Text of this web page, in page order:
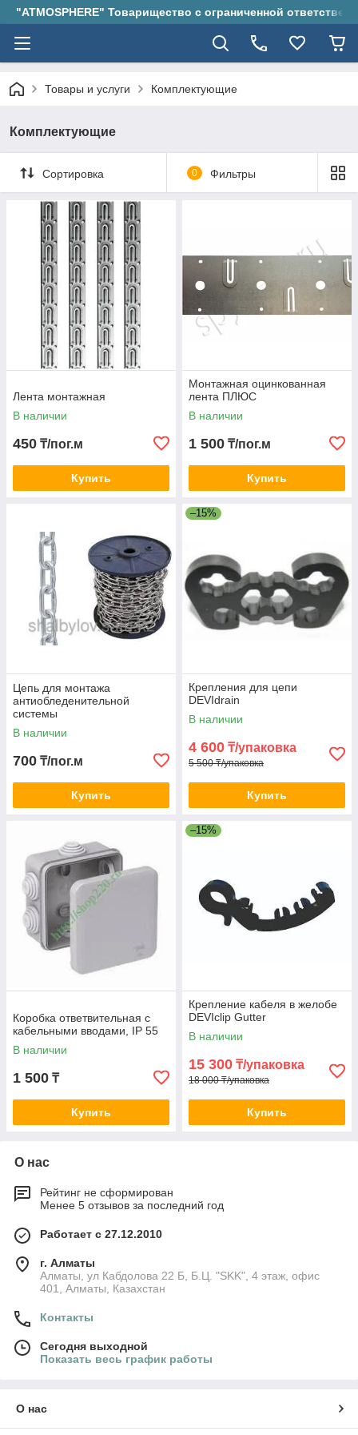
"ATMOSPHERE" Товарищество с ограниченной
Товары и услуги Комплектующие
Комплектующие
Сортировка 0 Фильтры
Лента монтажная
В наличии
450 ₸/пог.м
Купить
Монтажная оцинкованная
лента ПЛЮС
В наличии
1 500 ₸/пог.м
Купить
Цепь для монтажа
антиобледенительной
системы
В наличии
700 ₸/пог.м
Купить
–15%
Крепления для цепи
DEVIdrain
В наличии
4 600 ₸/упаковка
5 500 ₸/упаковка
Купить
Коробка ответвительная с
кабельными вводами, IP 55
В наличии
1 500 ₸
Купить
–15%
Крепление кабеля в желобе
DEVIclip Gutter
В наличии
15 300 ₸/упаковка
18 000 ₸/упаковка
Купить
О нас
Рейтинг не сформирован
Менее 5 отзывов за последний год
Работает с 27.12.2010
г. Алматы
Алматы, ул Кабдолова 22 Б, Б.Ц. "SKK", 4 этаж, офис
401, Алматы, Казахстан
Контакты
Сегодня выходной
Показать весь график работы
О нас